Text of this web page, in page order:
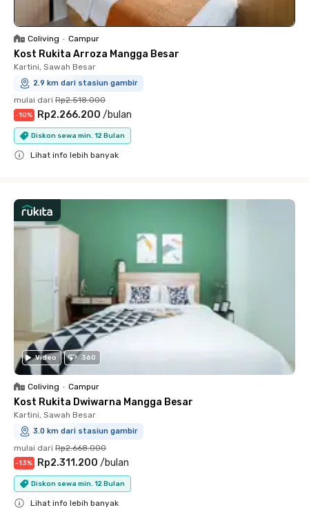
Coliving • Campur
Kost Rukita Arroza Mangga Besar
Kartini, Sawah Besar
2.9 km dari stasiun gambir
mulai dari Rp2.518.000
-10% Rp2.266.200 /bulan
Diskon sewa min. 12 Bulan
Lihat info lebih banyak
Video 360
Coliving • Campur
Kost Rukita Dwiwarna Mangga Besar
Kartini, Sawah Besar
3.0 km dari stasiun gambir
mulai dari Rp2.668.000
-13% Rp2.311.200 /bulan
Diskon sewa min. 12 Bulan
Lihat info lebih banyak